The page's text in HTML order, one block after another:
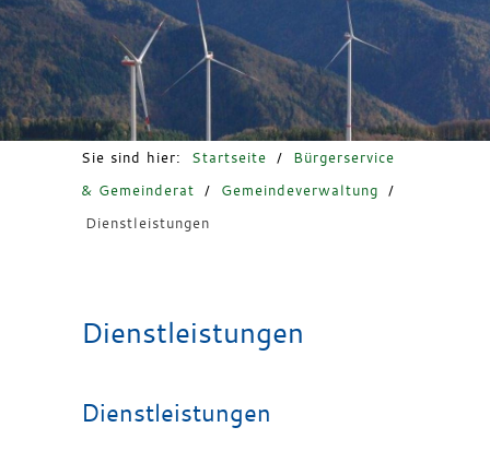
Leben in Hasel
Freizeit & Tourismus
Sie sind hier: Startseite /
Bürgerservice
& Gemeinderat
/ Gemeindeverwaltung
/
Dienstleistungen
Dienstleistungen
Dienstleistungen